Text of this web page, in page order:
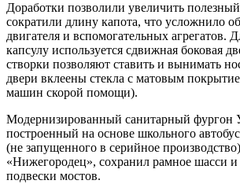
Доработки позволили увеличить
сократили длину капота, что усложнило
двигателя и вспомогательных агрегатов.
капсулу используется сдвижная боковая
створки позволяют ставить и вынимать
двери вклеены стекла с матовым
машин скорой помощи).
Модернизированный санитарный фургон
построенный на основе школьного
(не запущенного в серийное
«Нижегородец», сохранил рамное шасси
подвески мостов.